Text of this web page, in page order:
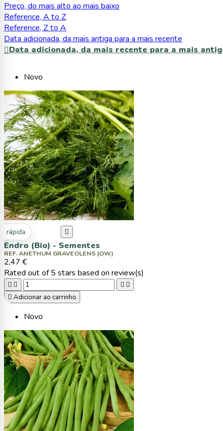
Preço, do mais alto ao mais baixo
Reference, A to Z
Reference, Z to A
Data adicionada, da mais antiga para a mais recente
Data adicionada, da mais recente para a mais
Novo
rápida 
Endro (Bio) - Sementes
REF. ANETHUM GRAVEOLENS (OW)
2,47 €
Rated out of 5 stars based on review(s)
   
 Adicionar ao carrinho
Novo